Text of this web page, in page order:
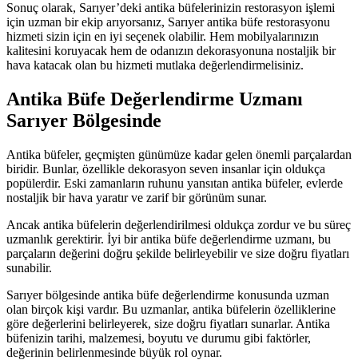
Sonuç olarak, Sarıyer’deki antika büfelerinizin restorasyon işlemi
için uzman bir ekip arıyorsanız, Sarıyer antika büfe restorasyonu
hizmeti sizin için en iyi seçenek olabilir. Hem mobilyalarınızın
kalitesini koruyacak hem de odanızın dekorasyonuna nostaljik bir
hava katacak olan bu hizmeti mutlaka değerlendirmelisiniz.
Antika Büfe Değerlendirme Uzmanı
Sarıyer Bölgesinde
Antika büfeler, geçmişten günümüze kadar gelen önemli parçalardan
biridir. Bunlar, özellikle dekorasyon seven insanlar için oldukça
popülerdir. Eski zamanların ruhunu yansıtan antika büfeler, evlerde
nostaljik bir hava yaratır ve zarif bir görünüm sunar.
Ancak antika büfelerin değerlendirilmesi oldukça zordur ve bu süreç
uzmanlık gerektirir. İyi bir antika büfe değerlendirme uzmanı, bu
parçaların değerini doğru şekilde belirleyebilir ve size doğru fiyatları
sunabilir.
Sarıyer bölgesinde antika büfe değerlendirme konusunda uzman
olan birçok kişi vardır. Bu uzmanlar, antika büfelerin özelliklerine
göre değerlerini belirleyerek, size doğru fiyatları sunarlar. Antika
büfenizin tarihi, malzemesi, boyutu ve durumu gibi faktörler,
değerinin belirlenmesinde büyük rol oynar.